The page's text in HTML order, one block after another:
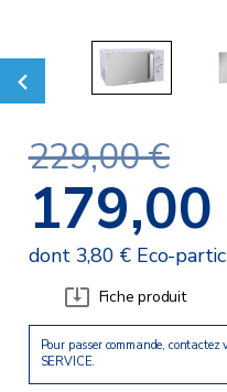
229,00 €
dont 3,80 € Eco-
Fiche produit
Pour passer commande,
SERVICE.